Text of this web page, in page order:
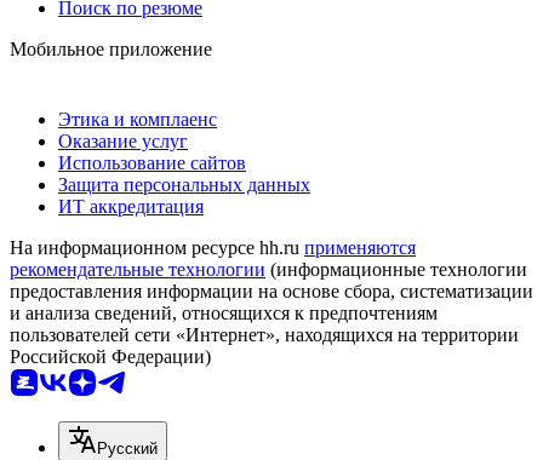
Поиск по резюме
Мобильное приложение
Этика и комплаенс
Оказание услуг
Использование сайтов
Защита персональных данных
ИТ аккредитация
На информационном ресурсе hh.ru применяются
рекомендательные технологии (информационные технологии
предоставления информации на основе сбора, систематизации
и анализа сведений, относящихся к предпочтениям
пользователей сети «Интернет», находящихся на территории
Российской Федерации)
Русский